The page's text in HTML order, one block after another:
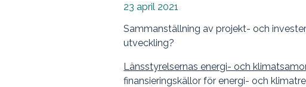
23 april 2021
Sammanställning av projekt- och
utveckling?
Länsstyrelsernas energi- och
finansieringskällor för energi- och